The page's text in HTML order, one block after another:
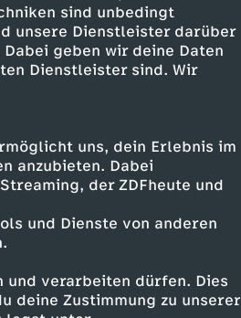
sind unbedingt
unsere Dienstleister darüber
geben wir deine Daten
Dienstleister sind. Wir
uns, dein Erlebnis im
anzubieten. Dabei
der ZDFheute und
und Dienste von anderen
und verarbeiten dürfen. Dies
Zustimmung zu unserer
Miese Maschen